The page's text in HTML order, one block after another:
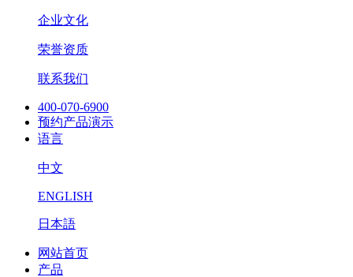
企业文化
荣誉资质
联系我们
400-070-6900
预约产品演示
语言
中文
ENGLISH
日本語
网站首页
产品